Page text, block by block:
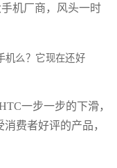
机厂商，风头一时
一步一步的下滑，
费者好评的产品，